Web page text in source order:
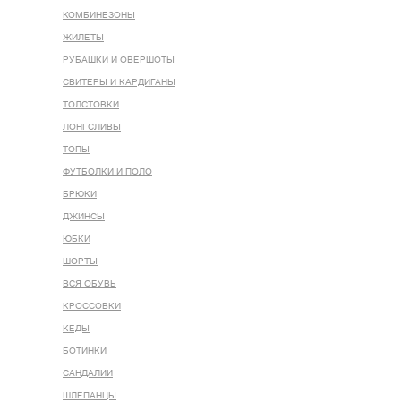
КОМБИНЕЗОНЫ
ЖИЛЕТЫ
РУБАШКИ И ОВЕРШОТЫ
СВИТЕРЫ И КАРДИГАНЫ
ТОЛСТОВКИ
ЛОНГСЛИВЫ
ТОПЫ
ФУТБОЛКИ И ПОЛО
БРЮКИ
ДЖИНСЫ
ЮБКИ
ШОРТЫ
ВСЯ ОБУВЬ
КРОССОВКИ
КЕДЫ
БОТИНКИ
САНДАЛИИ
ШЛЕПАНЦЫ